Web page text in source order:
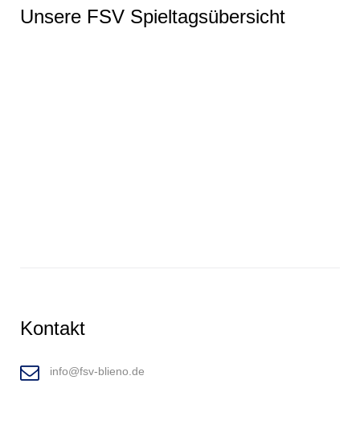
Unsere FSV Spieltagsübersicht
Kontakt
info@fsv-blieno.de